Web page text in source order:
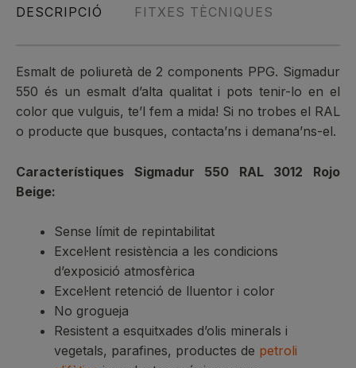
DESCRIPCIÓ FITXES TÈCNIQUES
Esmalt de poliuretà de 2 components PPG. Sigmadur
550 és un esmalt d’alta qualitat i pots tenir-lo en el
color que vulguis, te’l fem a mida! Si no trobes el RAL
o producte que busques, contacta’ns i demana’ns-el.
Característiques Sigmadur 550 RAL 3012 Rojo
Beige:
Sense límit de repintabilitat
Excel·lent resistència a les condicions
d’exposició atmosfèrica
Excel·lent retenció de lluentor i color
No grogueja
Resistent a esquitxades d’olis minerals i
vegetals, parafines, productes de petroli